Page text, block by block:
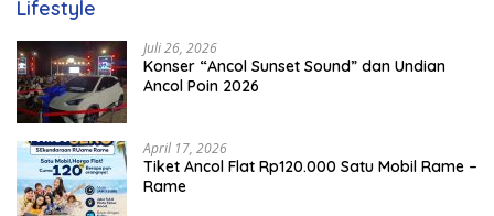
Lifestyle
Juli 26, 2026
Konser “Ancol Sunset Sound” dan Undian
Ancol Poin 2026
April 17, 2026
Tiket Ancol Flat Rp120.000 Satu Mobil Rame –
Rame